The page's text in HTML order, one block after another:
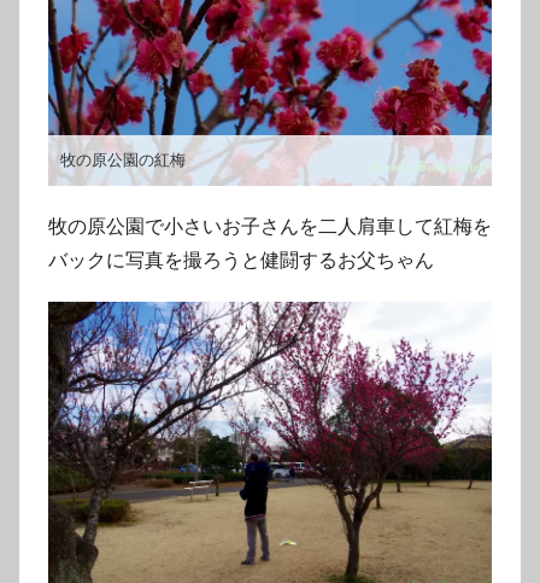
牧の原公園の紅梅
牧の原公園で小さいお子さんを二人肩車して紅梅を
バックに写真を撮ろうと健闘するお父ちゃん